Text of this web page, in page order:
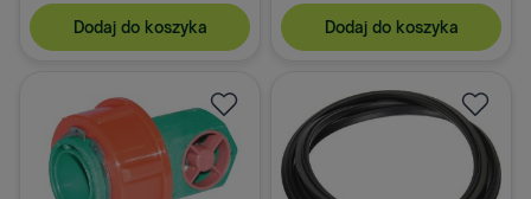
Dodaj do koszyka Dodaj do koszyka